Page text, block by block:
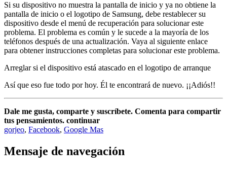
Si su dispositivo no muestra la pantalla de inicio y ya no obtiene la
pantalla de inicio o el logotipo de Samsung, debe restablecer su
dispositivo desde el menú de recuperación para solucionar este
problema. El problema es común y le sucede a la mayoría de los
teléfonos después de una actualización. Vaya al siguiente enlace
para obtener instrucciones completas para solucionar este problema.
Arreglar si el dispositivo está atascado en el logotipo de arranque
Así que eso fue todo por hoy. Él te encontrará de nuevo. ¡¡Adiós!!
Dale me gusta, comparte y suscríbete. Comenta para compartir
tus pensamientos. continuar
gorjeo, Facebook, Google Mas
Mensaje de navegación